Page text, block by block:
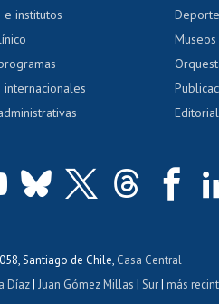
e institutos
internacionales
Santiago de Chile, Casa Central
Díaz| Juan Gómez Millas | Sur| más